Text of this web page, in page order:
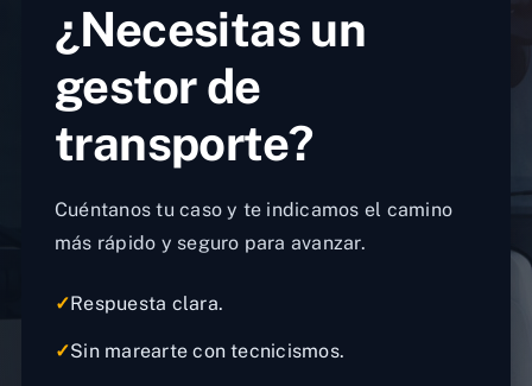
¿Necesitas un
gestor de
transporte?
Cuéntanos tu caso y te indicamos el camino
más rápido y seguro para avanzar.
✓Respuesta clara.
✓Sin marearte con tecnicismos.